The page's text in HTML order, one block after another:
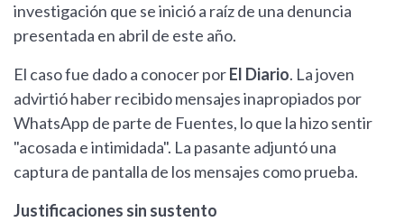
investigación que se inició a raíz de una denuncia
presentada en abril de este año.
El caso fue dado a conocer porEl Diario. La joven
advirtió haber recibido mensajes inapropiados por
WhatsApp de parte de Fuentes, lo que la hizo sentir
"acosada e intimidada". La pasante adjuntó una
captura de pantalla de los mensajes como prueba.
Justificaciones sin sustento